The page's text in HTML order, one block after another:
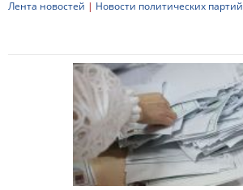
Лента новостей | Новости политических партий